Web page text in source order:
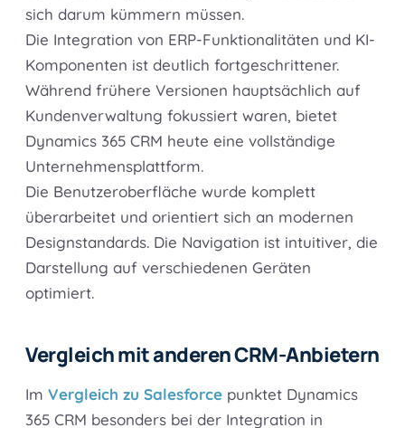
sich darum kümmern müssen.
Die Integration von ERP-Funktionalitäten und KI-
Komponenten ist deutlich fortgeschrittener.
Während frühere Versionen hauptsächlich auf
Kundenverwaltung fokussiert waren, bietet
Dynamics 365 CRM heute eine vollständige
Unternehmensplattform.
Die Benutzeroberfläche wurde komplett
überarbeitet und orientiert sich an modernen
Designstandards. Die Navigation ist intuitiver, die
Darstellung auf verschiedenen Geräten
optimiert.
Vergleich mit anderen CRM-Anbietern
Im Vergleich zu Salesforce punktet Dynamics
365 CRM besonders bei der Integration in